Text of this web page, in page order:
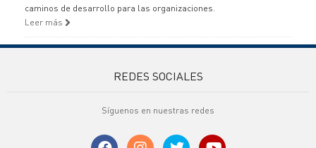
caminos de desarrollo para las organizaciones.
Leer más
REDES SOCIALES
Síguenos en nuestras redes